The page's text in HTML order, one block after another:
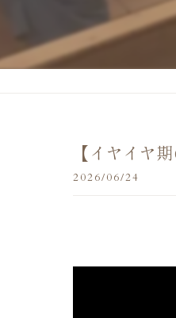
【イヤイヤ
2026/06/24